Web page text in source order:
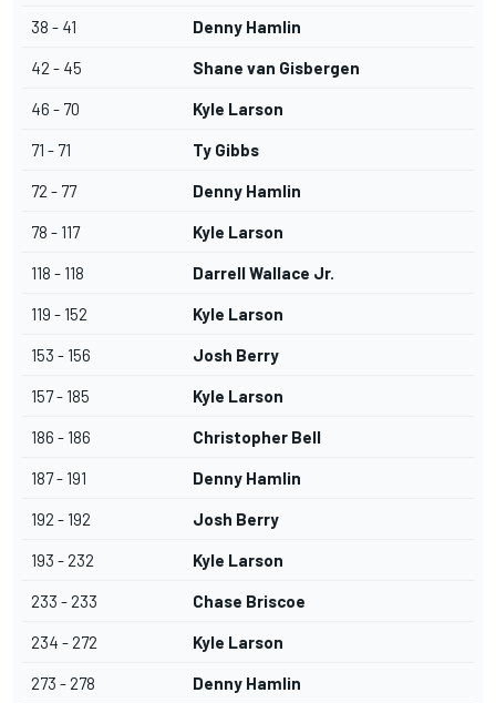
38 - 41 Denny Hamlin
42 - 45 Shane van Gisbergen
46 - 70 Kyle Larson
71 - 71 Ty Gibbs
72 - 77 Denny Hamlin
78 - 117 Kyle Larson
118 - 118 Darrell Wallace Jr.
119 - 152 Kyle Larson
153 - 156 Josh Berry
157 - 185 Kyle Larson
186 - 186 Christopher Bell
187 - 191 Denny Hamlin
192 - 192 Josh Berry
193 - 232 Kyle Larson
233 - 233 Chase Briscoe
234 - 272 Kyle Larson
273 - 278 Denny Hamlin